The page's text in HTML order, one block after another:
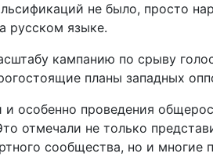
не было, просто
русском языке.
кампанию по срыву
планы западных
особенно проведения
отмечали не только
сообщества, но и многие